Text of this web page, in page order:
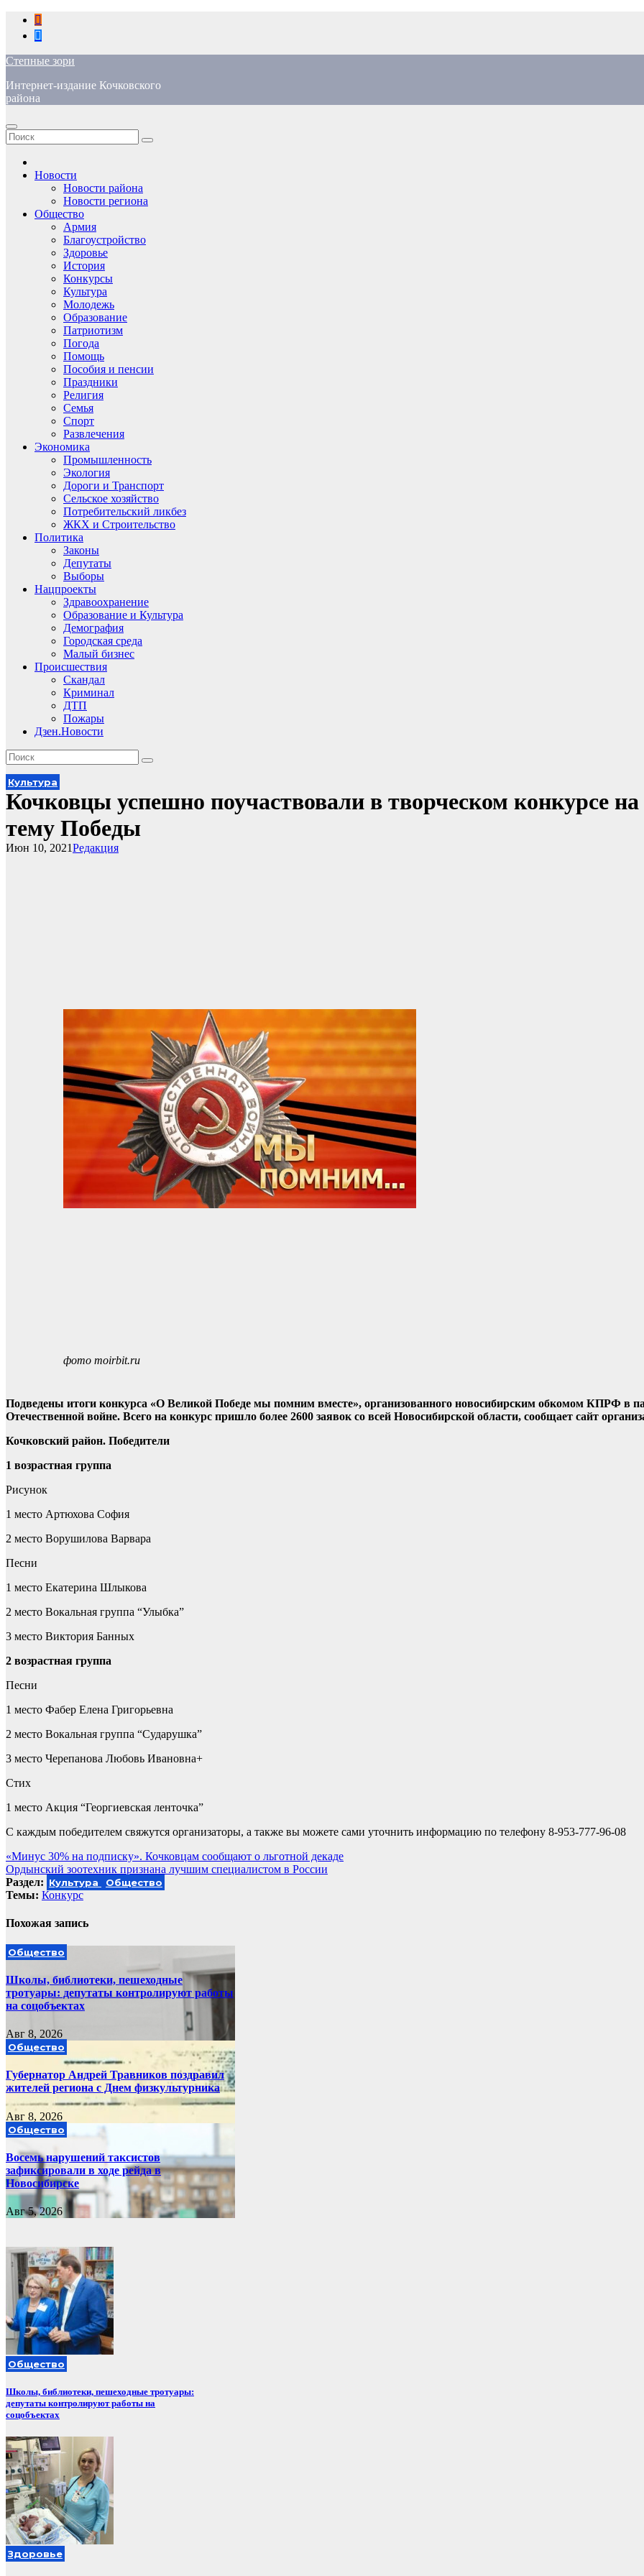
Перейти
содержимому
Степные зори
Интернет-издание Кочковского
района
Новости
Новости района
Новости региона
Общество
Армия
Благоустройство
Здоровье
История
Конкурсы
Культура
Молодежь
Образование
Патриотизм
Погода
Помощь
Пособия и пенсии
Праздники
Религия
Семья
Спорт
Развлечения
Экономика
Промышленность
Экология
Дороги и Транспорт
Сельское хозяйство
Потребительский ликбез
ЖКХ и Строительство
Политика
Законы
Депутаты
Выборы
Нацпроекты
Здравоохранение
Образование и Культура
Демография
Городская среда
Малый бизнес
Происшествия
Скандал
Криминал
ДТП
Пожары
Дзен.Новости
Культура
Кочковцы успешно поучаствовали в творческом конкурсе на
тему Победы
Редакция
Июн 10, 2021
фото moirbit.ru
Подведены итоги конкурса «О Великой Победе мы помним вместе», организованного новосибирским обкомом КПРФ в
Отечественной войне. Всего на конкурс пришло более 2600 заявок со всей Новосибирской области, сообщает сайт
Кочковский район. Победители
1 возрастная группа
Рисунок
1 место Артюхова София
2 место Ворушилова Варвара
Песни
1 место Екатерина Шлыкова
2 место Вокальная группа “Улыбка”
3 место Виктория Банных
2 возрастная группа
Песни
1 место Фабер Елена Григорьевна
2 место Вокальная группа “Сударушка”
3 место Черепанова Любовь Ивановна+
Стих
1 место Акция “Георгиевская ленточка”
С каждым победителем свяжутся организаторы, а также вы можете сами уточнить информацию по телефону 8-953-777-96-08
Навигация
по
записям
«Минус 30% на подписку». Кочковцам сообщают о льготной декаде
Ордынский зоотехник признана лучшим специалистом в России
Раздел: Культура Общество
Темы: Конкурс
Похожая запись
Общество
Школы, библиотеки, пешеходные
тротуары: депутаты контролируют работы
на соцобъектах
Авг 8, 2026
Общество
Губернатор Андрей Травников поздравил
жителей региона с Днем физкультурника
Авг 8, 2026
Общество
Восемь нарушений таксистов
зафиксировали в ходе рейда в
Новосибирске
Авг 5, 2026
Общество
Школы, библиотеки, пешеходные тротуары:
депутаты контролируют работы на
соцобъектах
Здоровье